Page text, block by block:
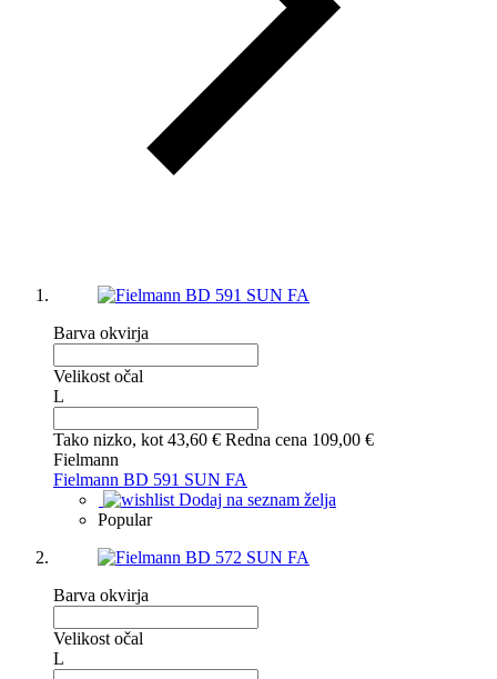
Barva okvirja
Velikost očal
L
Tako nizko, kot 43,60 € Redna cena 109,00 €
Fielmann
Fielmann BD 591 SUN FA
Dodaj na seznam želja
Popular
Barva okvirja
Velikost očal
L